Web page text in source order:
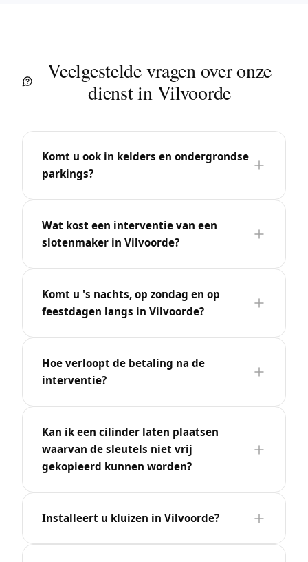
Veelgestelde vragen over onze
dienst in Vilvoorde
Komt u ook in kelders en ondergrondse
parkings?
Wat kost een interventie van een
slotenmaker in Vilvoorde?
Komt u 's nachts, op zondag en op
feestdagen langs in Vilvoorde?
Hoe verloopt de betaling na de
interventie?
Kan ik een cilinder laten plaatsen
waarvan de sleutels niet vrij
gekopieerd kunnen worden?
Installeert u kluizen in Vilvoorde?